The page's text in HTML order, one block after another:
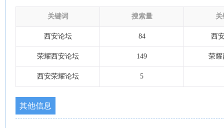
关键词 搜索量 关
西安论坛 84 西
荣耀西安论坛 149 荣耀
西安荣耀论坛 5
其他信息